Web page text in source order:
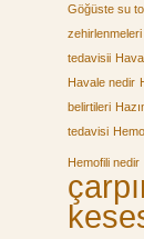
Göğüste su
zehirlenmeleri
tedavisii
Havale nedir
belirtileri
tedavisi
Hemofili nedir